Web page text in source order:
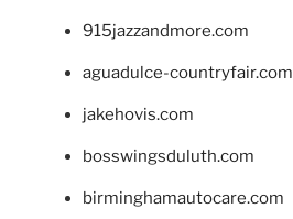
915jazzandmore.com
aguadulce-countryfair.com
jakehovis.com
bosswingsduluth.com
birminghamautocare.com